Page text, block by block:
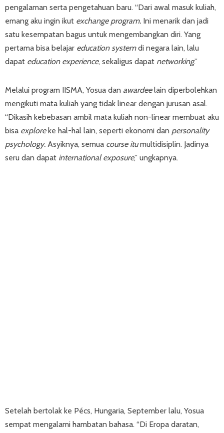
pengalaman serta pengetahuan baru. “Dari awal masuk kuliah,
emang aku ingin ikut exchange program. Ini menarik dan jadi
satu kesempatan bagus untuk mengembangkan diri. Yang
pertama bisa belajar education systemdi negara lain, lalu
dapat education experience, sekaligus dapat networking.”
Melalui program IISMA, Yosua dan awardeelain diperbolehkan
mengikuti mata kuliah yang tidak linear dengan jurusan asal.
“Dikasih kebebasan ambil mata kuliah non-linear membuat aku
bisa exploreke hal-hal lain, seperti ekonomi dan personality
psychology. Asyiknya, semua course itumultidisiplin. Jadinya
seru dan dapat international exposure,” ungkapnya.
Setelah bertolak ke Pécs, Hungaria, September lalu, Yosua
sempat mengalami hambatan bahasa. “Di Eropa daratan,